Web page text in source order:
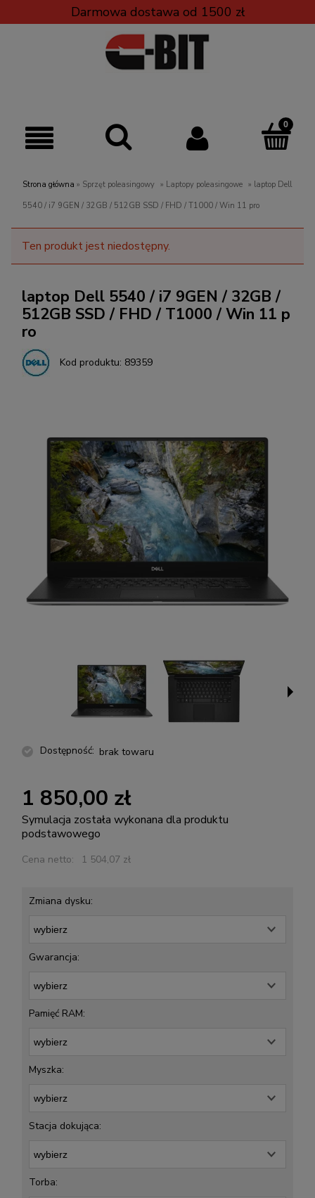
Darmowa dostawa od 1500 zł
Strona główna » Sprzęt poleasingowy » Laptopy poleasingowe » laptop Dell
5540 / i7 9GEN / 32GB / 512GB SSD / FHD / T1000 / Win 11 pro
Ten produkt jest niedostępny.
laptop Dell 5540 / i7 9GEN / 32GB /
512GB SSD / FHD / T1000 / Win 11 p
ro
Kod produktu: 89359
Dostępność: brak towaru
1 850,00 zł
Symulacja została wykonana dla produktu
podstawowego
Cena netto: 1 504,07 zł
Zmiana dysku:
Gwarancja:
Pamięć RAM:
Myszka:
Stacja dokująca:
Torba: